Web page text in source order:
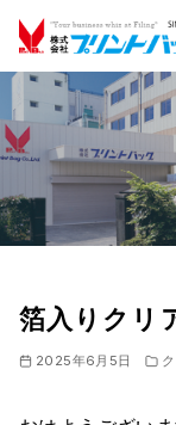
ン
テ
ツ
へ
箔入りクリ
2025年6月5日